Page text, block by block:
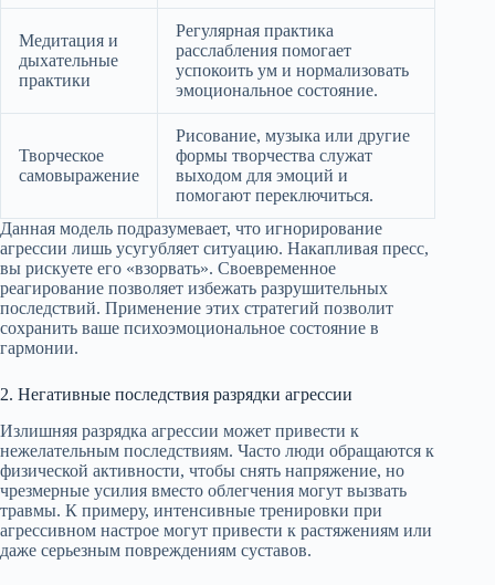
Медитация и
дыхательные
практики
Регулярная практика
расслабления помогает
успокоить ум и нормализовать
эмоциональное состояние.
Творческое
самовыражение
Рисование, музыка или другие
формы творчества служат
выходом для эмоций и
помогают переключиться.
Данная модель подразумевает, что игнорирование
агрессии лишь усугубляет ситуацию. Накапливая пресс,
вы рискуете его «взорвать». Своевременное
реагирование позволяет избежать разрушительных
последствий. Применение этих стратегий позволит
сохранить ваше психоэмоциональное состояние в
гармонии.
2. Негативные последствия разрядки агрессии
Излишняя разрядка агрессии может привести к
нежелательным последствиям. Часто люди обращаются к
физической активности, чтобы снять напряжение, но
чрезмерные усилия вместо облегчения могут вызвать
травмы. К примеру, интенсивные тренировки при
агрессивном настрое могут привести к растяжениям или
даже серьезным повреждениям суставов.